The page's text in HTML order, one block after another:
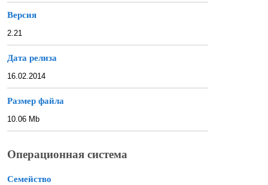
Версия
2.21
Дата релиза
16.02.2014
Размер файла
10.06 Mb
Операционная система
Семейство